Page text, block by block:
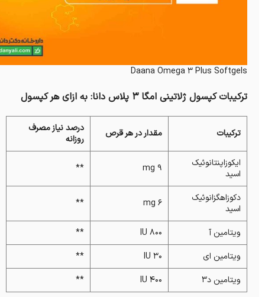
Daana Omega 3 Plus Softgels
ترکیبات کپسول ژلاتینی امگا 3 پلاس دانا: به ازای هر کپسول
ترکیبات مقدار در هر قرص
درصد نیاز مصرف
روزانه
ایکوزاپنتانوئیک
اسید
9 mg
**
دکوزاهگزانوئیک
اسید
6 mg
**
ویتامین آ 800 IU
**
ویتامین ای
30 IU
**
ویتامین د3
400 IU
**